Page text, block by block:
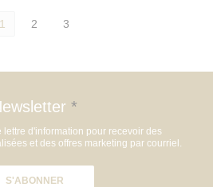
1 2 3
*
lettre d'information pour recevoir des
et des offres marketing par courriel.
S'ABONNER